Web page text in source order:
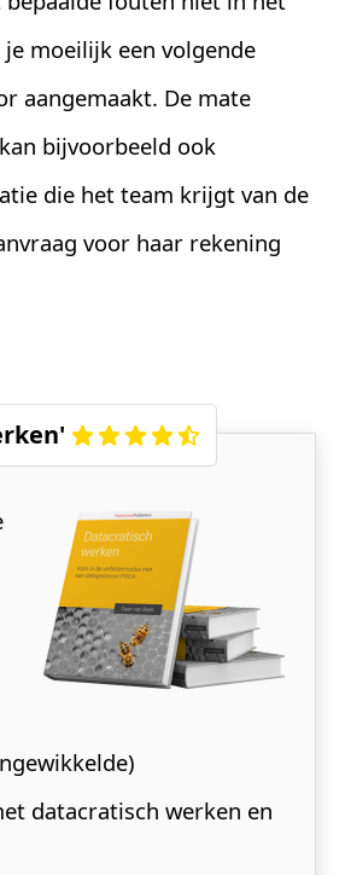
moeilijk een volgende
aangemaakt. De mate
bijvoorbeeld ook
die het team krijgt van de
voor haar rekening
datacratisch werken en